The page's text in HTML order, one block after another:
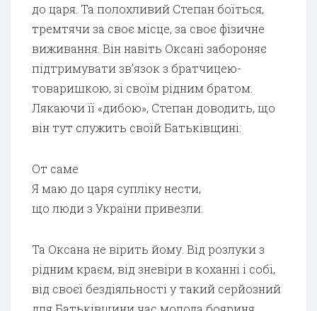
до царя. Та полохливий Степан боїться,
тремтячи за своє місце, за своє фізичне
виживання. Він навіть Оксані забороняє
підтримувати зв’язок з братчицею-
товаришкою, зі своїм рідним братом.
Лякаючи її «дибою», Степан доводить, що
він тут служить своїй Батьківщині:
От саме
Я маю до царя супліку нести,
що люди з України привезли.
Та Оксана не вірить йому. Від розлуки з
рідним краєм, від зневіри в коханні і собі,
від своєї бездіяльності у такий серйозний